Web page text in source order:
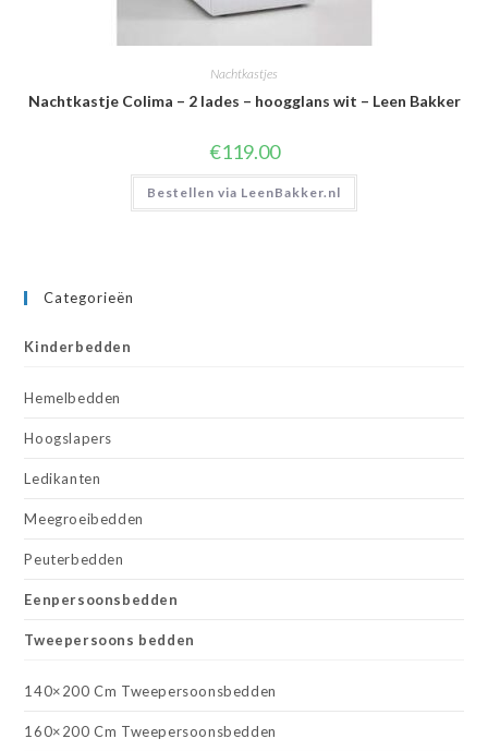
Nachtkastjes
Nachtkastje Colima – 2 lades – hoogglans wit – Leen Bakker
€119.00
Bestellen via LeenBakker.nl
Categorieën
Kinderbedden
Hemelbedden
Hoogslapers
Ledikanten
Meegroeibedden
Peuterbedden
Eenpersoonsbedden
Tweepersoons bedden
140×200 Cm Tweepersoonsbedden
160×200 Cm Tweepersoonsbedden